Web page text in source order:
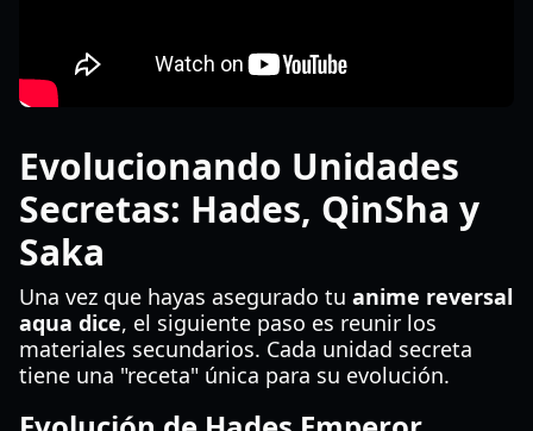
Evolucionando Unidades
Secretas: Hades, QinSha y
Saka
Una vez que hayas asegurado tu anime reversal
aqua dice, el siguiente paso es reunir los
materiales secundarios. Cada unidad secreta
tiene una "receta" única para su evolución.